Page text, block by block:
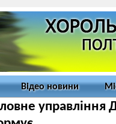
Відео новини
управління